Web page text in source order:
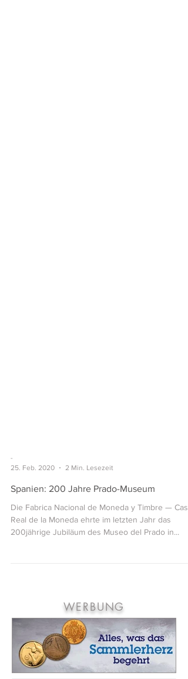
-
25. Feb. 2020
2 Min. Lesezeit
Spanien: 200 Jahre Prado-Museum
Die Fabrica Nacional de Moneda y Timbre — Casa
WERBUNG